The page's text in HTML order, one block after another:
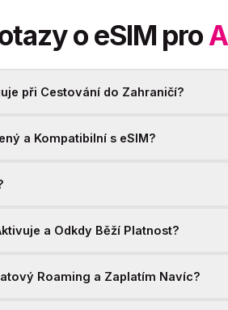
o eSIM pro
při Cestování do Zahraničí?
a Kompatibilní s eSIM?
a Odkdy Běží Platnost?
Roaming a Zaplatím Navíc?